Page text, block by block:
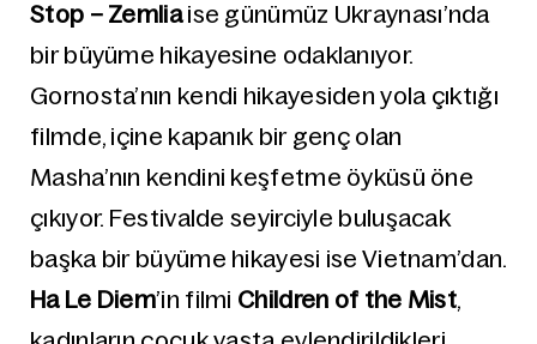
Stop – Zemliaise günümüz Ukraynası’nda
bir büyüme hikayesine odaklanıyor.
Gornosta’nın kendi hikayesiden yola çıktığı
filmde, içine kapanık bir genç olan
Masha’nın kendini keşfetme öyküsü öne
çıkıyor. Festivalde seyirciyle buluşacak
başka bir büyüme hikayesi ise Vietnam’dan.
Ha Le Diem’in filmi Children of the Mist,